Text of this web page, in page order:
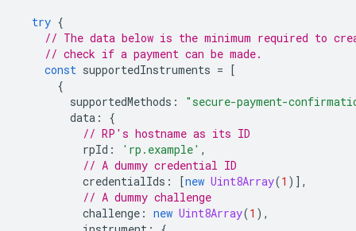
try {
// The data below is the minimum required to
// check if a payment can be made.
const supportedInstruments =
[
{
supportedMethods :
"secure-payment-
data :
{
// RP's hostname as its ID
rpId : 'rp.example' ,
// A dummy credential ID
credentialIds : [new Uint8Array(1 )],
// A dummy challenge
challenge : new Uint8Array(1 ),